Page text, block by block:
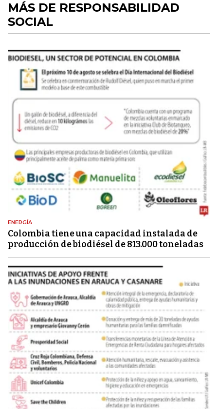
MÁS DE RESPONSABILIDAD
SOCIAL
ENERGÍA
Colombia tiene una capacidad instalada de
producción de biodiésel de 813.000 toneladas